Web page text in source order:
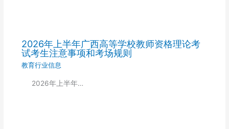
2026年上半年广西高等学校教师资格理论考
试考生注意事项和考场规则
教育行业信息
2026年上半年…